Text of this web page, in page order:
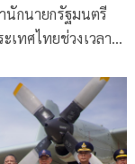
นักนายกรัฐมนตรี
เทศไทยช่วงเวลา
าณ 27 ชั่วโมง โดย
ฤศจิกายน ประมาณ
นายกรัฐมนตรี
าษณ์สรุปภาพรวม